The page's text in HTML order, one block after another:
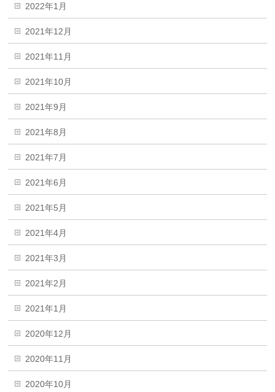
2022年1月
2021年12月
2021年11月
2021年10月
2021年9月
2021年8月
2021年7月
2021年6月
2021年5月
2021年4月
2021年3月
2021年2月
2021年1月
2020年12月
2020年11月
2020年10月